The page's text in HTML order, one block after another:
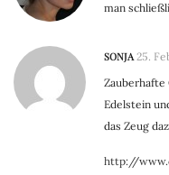
man
SONJA 25.
Zauberhafte
Edelstein
das Zeug
http://